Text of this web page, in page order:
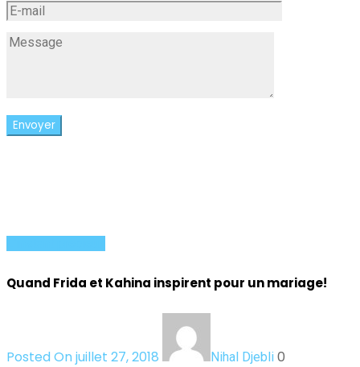
Quand Frida et Kahina inspirent pour un mariage!
Posted On juillet 27, 2018 Nihal Djebli 0